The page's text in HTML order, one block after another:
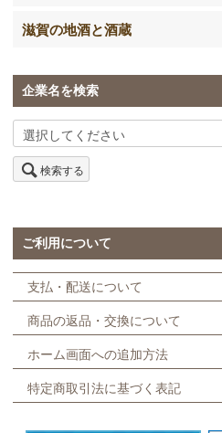
滋賀の地酒と酒蔵
企業名を検索
検索する
ご利用について
支払・配送について
商品の返品・交換について
ホーム画面への追加方法
特定商取引法に基づく表記